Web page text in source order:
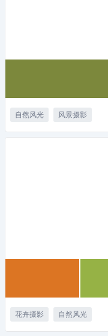
自然风光 风景摄影
花卉摄影 自然风光